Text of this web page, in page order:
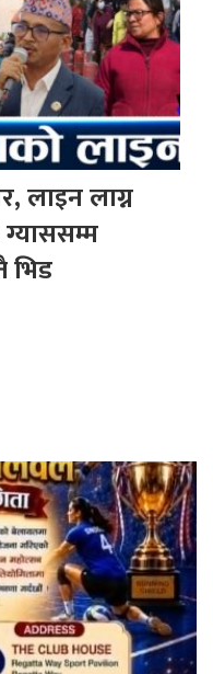
लाइन लाग्न
भिड